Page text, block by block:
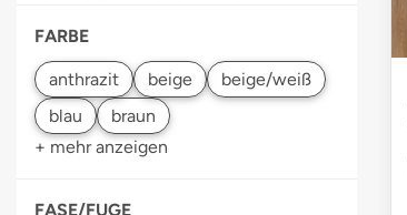
FARBE
+ mehr anzeigen
FASE/FUGE